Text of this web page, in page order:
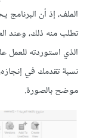
الملف، إذ أن
تطلب منه ذلك، وعند
الذي استوردته
نسبة تقدمك في
موضح بالصورة.